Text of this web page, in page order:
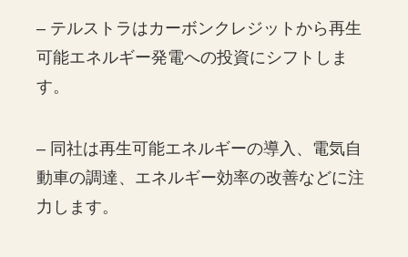
– テルストラはカーボンクレジットから再生
可能エネルギー発電への投資にシフトしま
す。
– 同社は再生可能エネルギーの導入、電気自
動車の調達、エネルギー効率の改善などに注
力します。